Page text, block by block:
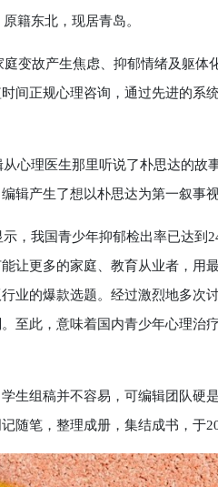
籍东北，现居青岛。
故产生焦虑、抑郁情绪及躯体
间正规心理咨询，通过先进的系
理医生那里听说了朴思达的故
辑产生了想以朴思达为第一叙事
我国青少年抑郁检出率已达到
让更多的家庭、教育从业者，用
业的爆款选题。经过激烈地多次
至此，意味着国内青少年心理治
组稿并不容易，可编辑团队硬
随笔，整理成册，集结成书，于